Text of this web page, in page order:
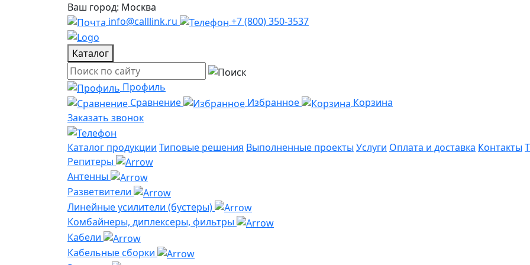
Ваш город: Москва
info@calllink.ru
+7 (800) 350-3537
Каталог
Профиль
Сравнение
Избранное
Корзина
Заказать звонок
Каталог продукции Типовые решения Выполненные проекты Услуги Оплата и доставка Контакты
Репитеры
Антенны
Разветвители
Линейные усилители (бустеры)
Комбайнеры, диплексеры, фильтры
Кабели
Кабельные сборки